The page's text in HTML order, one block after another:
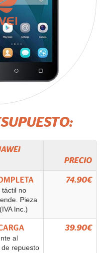
PRECIO
táctil no
Pieza
Inc.)
74.90€
al
repuesto
39.90€